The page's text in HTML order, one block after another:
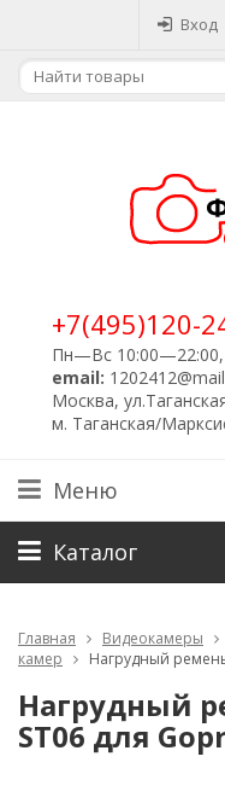
Вход
+7(495)120-
Пн—Вс 10:00—22:00,
email:
Москва,
м. Таганская/
Меню
Каталог
Главная Видеокамеры
камер
Нагрудный
Нагрудный
ST06 для